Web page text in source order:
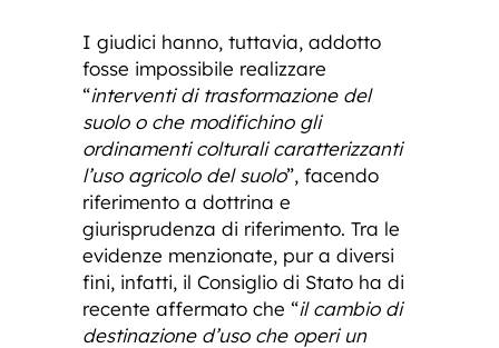
I giudici hanno, tuttavia, addotto
fosse impossibile realizzare
“interventi di trasformazione del
suolo o che modifichino gli
ordinamenti colturali caratterizzanti
l’uso agricolo del suolo”, facendo
riferimento a dottrina e
giurisprudenza di riferimento. Tra le
evidenze menzionate, pur a diversi
fini, infatti, il Consiglio di Stato ha di
recente affermato che “il cambio di
destinazione d’uso che operi un